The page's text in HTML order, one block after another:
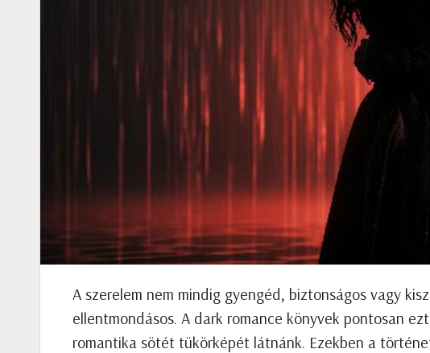
A szerelem nem mindig gyengéd, biztonságos vagy
ellentmondásos. A dark romance könyvek pontosan
romantika sötét tükörképét látnánk. Ezekben a